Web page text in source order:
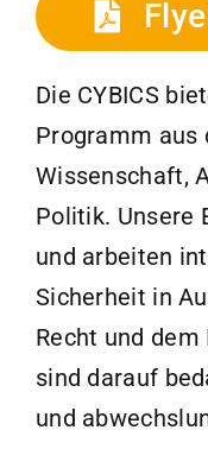
Die CYBICS
Programm aus
Wissenschaft,
Politik. Unsere
und arbeiten
Sicherheit in
Recht und
sind darauf
und